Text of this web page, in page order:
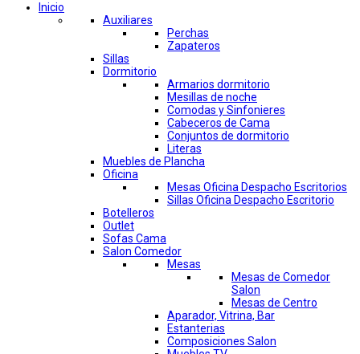
Inicio
Auxiliares
Perchas
Zapateros
Sillas
Dormitorio
Armarios dormitorio
Mesillas de noche
Comodas y Sinfonieres
Cabeceros de Cama
Conjuntos de dormitorio
Literas
Muebles de Plancha
Oficina
Mesas Oficina Despacho Escritorios
Sillas Oficina Despacho Escritorio
Botelleros
Outlet
Sofas Cama
Salon Comedor
Mesas
Mesas de Comedor
Salon
Mesas de Centro
Aparador, Vitrina, Bar
Estanterias
Composiciones Salon